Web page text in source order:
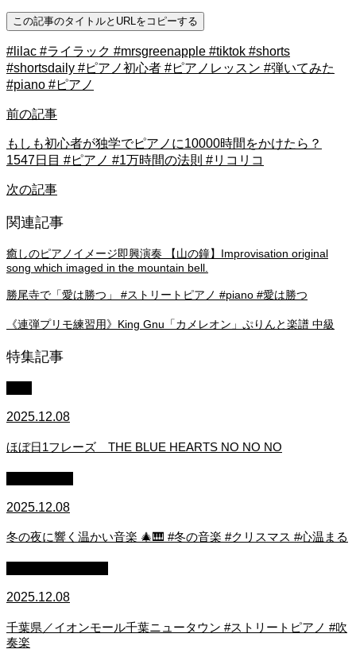
この記事のタイトルとURLをコピーする
#lilac #ライラック #mrsgreenapple #tiktok #shorts
#shortsdaily #ピアノ初心者 #ピアノレッスン #弾いてみた
#piano #ピアノ
前の記事
もしも初心者が独学でピアノに10000時間をかけたら？
1547日目 #ピアノ #1万時間の法則 #リコリコ
次の記事
関連記事
癒しのピアノイメージ即興演奏 【山の鐘】Improvisation original
song which imaged in the mountain bell.
勝尾寺で「愛は勝つ」 #ストリートピアノ #piano #愛は勝つ
《連弾プリモ練習用》King Gnu「カメレオン」ぷりんと楽譜 中級
特集記事
2025.12.08
ほぼ日1フレーズ THE BLUE HEARTS NO NO NO
2025.12.08
冬の夜に響く温かい音楽 🎄🎹 #冬の音楽 #クリスマス #心温まる
2025.12.08
千葉県／イオンモール千葉ニュータウン #ストリートピアノ #吹
奏楽